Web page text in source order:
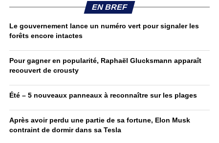
EN BREF
Le gouvernement lance un numéro vert pour signaler les
forêts encore intactes
Pour gagner en popularité, Raphaël Glucksmann apparaît
recouvert de crousty
Été – 5 nouveaux panneaux à reconnaître sur les plages
Après avoir perdu une partie de sa fortune, Elon Musk
contraint de dormir dans sa Tesla